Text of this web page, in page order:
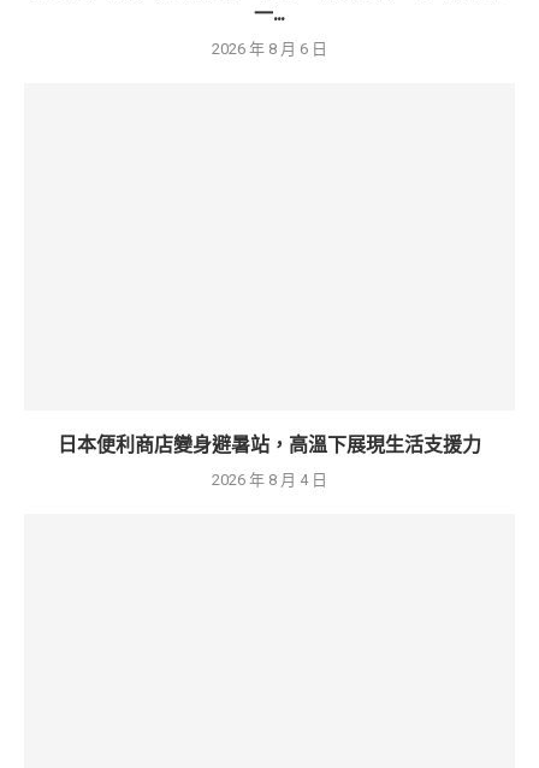
一...
2026 年 8 月 6 日
日本便利商店變身避暑站，高溫下展現生活支援力
2026 年 8 月 4 日